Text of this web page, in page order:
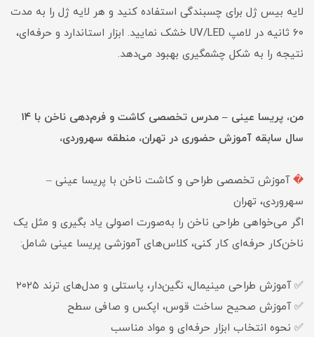
لایه بیس ژل برای چسبندگی استفاده کنید و هر لایه ژل را به مدت
۶۰ ثانیه در لامپ UV/LED خشک نمایید. ابزار استاندارد و حرفه‌ای،
نتیجه را به شکل چشمگیری بهبود می‌دهد.
من، پریسا عینی – مدرس تخصصی کاشت و فرم‌دهی ناخن با ۱۴
سال سابقه آموزش حضوری در تهران، منطقه سهروردی،
�آموزش تخصصی طراحی و کاشت ناخن با پریسا عینی –
سهروردی، تهران
اگر می‌خواهی طراحی ناخن را به‌صورت اصولی یاد بگیری و مثل یک
ناخن‌کار حرفه‌ای کار کنی، کلاس‌های آموزشی پریسا عینی شامل:
✅ آموزش طراحی مینیمال، نگین‌دار، پاستلی و مدل‌های ترند ۲۰۲۵
✅ آموزش صحیح ساخت قوس، اپکس و صافی سطح
✅ نحوه انتخاب ابزار حرفه‌ای و مواد مناسب